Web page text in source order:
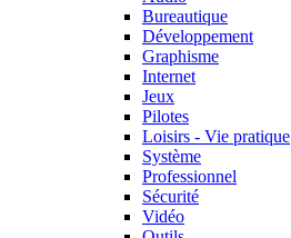
Bureautique
Développement
Graphisme
Internet
Jeux
Pilotes
Loisirs - Vie pratique
Système
Professionnel
Sécurité
Vidéo